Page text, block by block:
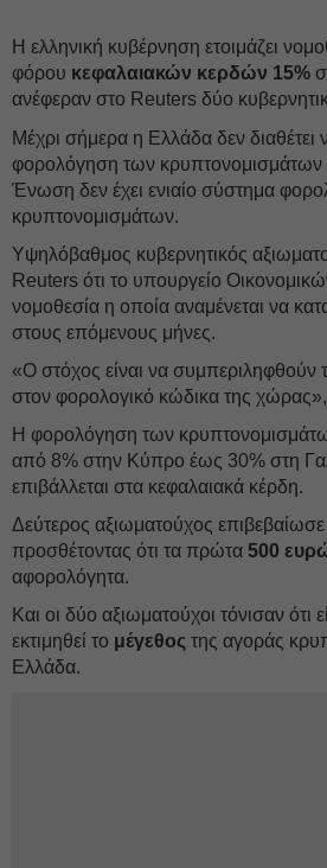
H ελληνική κυβέρνηση ετοιμάζει
φόρου κεφαλαιακών κερδών 15%
ανέφεραν στο Reuters δύο
Μέχρι σήμερα η Ελλάδα δεν διαθέτει
φορολόγηση των κρυπτονομισμάτων
Ένωση δεν έχει ενιαίο σύστημα
κρυπτονομισμάτων.
Υψηλόβαθμος κυβερνητικός
Reuters ότι το υπουργείο
νομοθεσία η οποία αναμένεται να
στους επόμενους μήνες.
«Ο στόχος είναι να συμπεριληφθούν
στον φορολογικό κώδικα της
Η φορολόγηση των
από 8% στην Κύπρο έως 30% στη
επιβάλλεται στα κεφαλαιακά κέρδη.
Δεύτερος αξιωματούχος επιβεβαίωσε
προσθέτοντας ότι τα πρώτα 500
αφορολόγητα.
Και οι δύο αξιωματούχοι τόνισαν ότι
εκτιμηθεί το μέγεθος της αγοράς
Ελλάδα.